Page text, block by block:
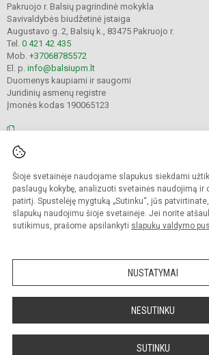
Šioje svetainėje naudojame slapukus siekdami
paslaugų kokybę, analizuoti svetainės naudojimą ir
patirtį. Spustelėję mygtuką „Sutinku“, jūs
slapukų naudojimu šioje svetainėje. Jei norite
sutikimus, prašome apsilankyti slapukų valdymo
NUSTATYMAI
NESUTINKU
SUTINKU
Pakruojo r. Balsių pagrindinė mokykla
Savivaldybės biudžetinė įstaiga
Augustavo g. 2, Balsių k., 83475 Pakruojo r.
Tel. 0 421 42 435
Mob. +37068785572
El. p. info@balsiupm.lt
Duomenys kaupiami ir saugomi
Juridinių asmenų registre
Įmonės kodas 190065123
Kopijuoti turinį be raštiško mokyklos
draudžiama.
Prieinamumo paraiška Slapukų
Sumanus būdas atnaujinti